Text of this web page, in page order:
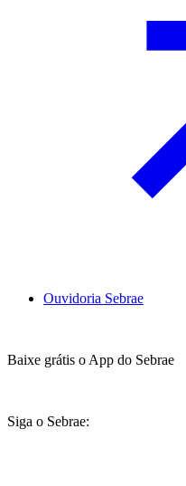
Ouvidoria Sebrae
Baixe grátis o App do Sebrae
Siga o Sebrae: